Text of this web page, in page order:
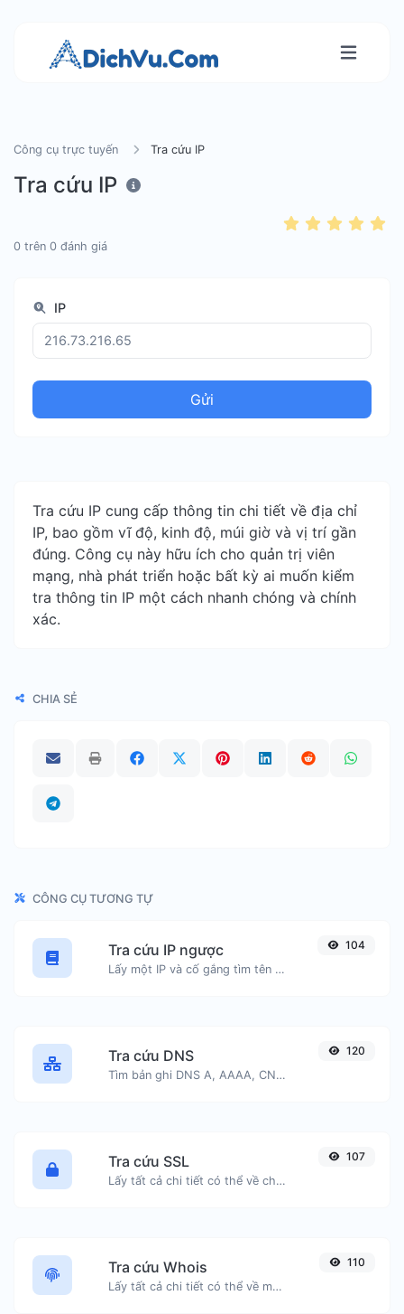
Công cụ trực tuyến Tra cứu IP
Tra cứu IP
0 trên 0 đánh giá
IP
Gửi
Tra cứu IP cung cấp thông tin chi tiết về địa chỉ
IP, bao gồm vĩ độ, kinh độ, múi giờ và vị trí gần
đúng. Công cụ này hữu ích cho quản trị viên
mạng, nhà phát triển hoặc bất kỳ ai muốn kiểm
tra thông tin IP một cách nhanh chóng và chính
xác.
CHIA SẺ
CÔNG CỤ TƯƠNG TỰ
Tra cứu IP ngược
Lấy một IP và cố gắng tìm tên miền/máy chủ liên quan đến nó.
104
Tra cứu DNS
Tìm bản ghi DNS A, AAAA, CNAME, MX, NS, TXT, SOA của một máy chủ.
120
Tra cứu SSL
Lấy tất cả chi tiết có thể về chứng chỉ SSL.
107
Tra cứu Whois
Lấy tất cả chi tiết có thể về một tên miền.
110